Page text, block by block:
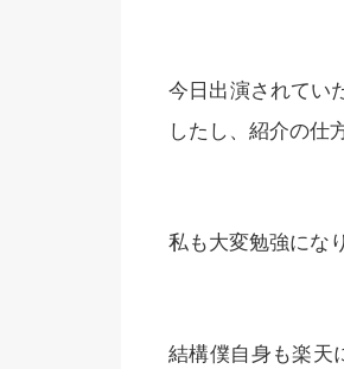
今日出演されてい
したし、紹介の仕
私も大変勉強にな
結構僕自身も楽天